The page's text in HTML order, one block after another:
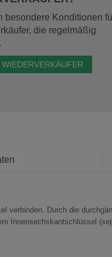
besondere Konditionen
die regelmäßig
verbinden. Durch die
Innensechskantschlüssel